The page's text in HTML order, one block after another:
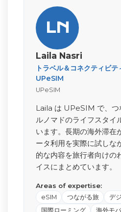
LN
Laila Nasri
トラベル＆コネクティビ
UPeSIM
UPeSIM
Laila は UPeSIM で、つ
ルノマドのライフスタイ
います。長期の海外滞在
ータ利用を実際に試し
的な内容を旅行者向けの
イスにまとめています。
Areas of expertise:
eSIM つながる旅
デ
国際ローミング
海外モ